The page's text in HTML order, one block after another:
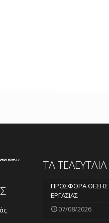
ΤΑ
ΠΡΟΣΦΟΡΑ ΘΕΣΗΣ
ΕΡΓΑΣΙΑΣ
07/08/2026